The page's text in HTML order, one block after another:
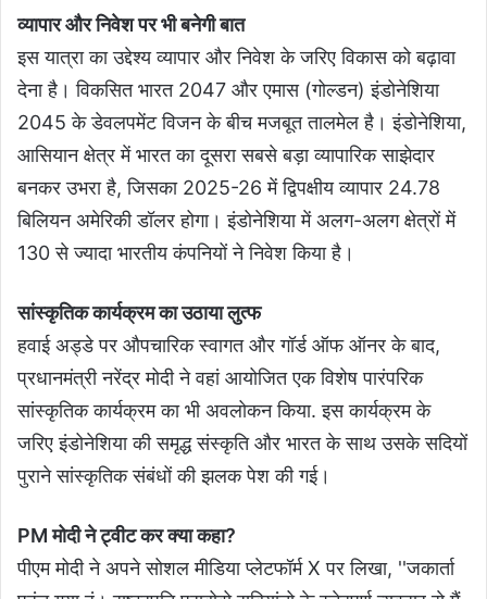
व्यापार और निवेश पर भी बनेगी बात
इस यात्रा का उद्देश्य व्यापार और निवेश के जरिए विकास को बढ़ावा
देना है। विकसित भारत 2047 और एमास (गोल्डन) इंडोनेशिया
2045 के डेवलपमेंट विजन के बीच मजबूत तालमेल है। इंडोनेशिया,
आसियान क्षेत्र में भारत का दूसरा सबसे बड़ा व्यापारिक साझेदार
बनकर उभरा है, जिसका 2025-26 में द्विपक्षीय व्यापार 24.78
बिलियन अमेरिकी डॉलर होगा। इंडोनेशिया में अलग-अलग क्षेत्रों में
130 से ज्यादा भारतीय कंपनियों ने निवेश किया है।
सांस्कृतिक कार्यक्रम का उठाया लुत्फ
हवाई अड्डे पर औपचारिक स्वागत और गॉर्ड ऑफ ऑनर के बाद,
प्रधानमंत्री नरेंद्र मोदी ने वहां आयोजित एक विशेष पारंपरिक
सांस्कृतिक कार्यक्रम का भी अवलोकन किया. इस कार्यक्रम के
जरिए इंडोनेशिया की समृद्ध संस्कृति और भारत के साथ उसके सदियों
पुराने सांस्कृतिक संबंधों की झलक पेश की गई।
PM मोदी ने ट्वीट कर क्या कहा?
पीएम मोदी ने अपने सोशल मीडिया प्लेटफॉर्म X पर लिखा, ''जकार्ता